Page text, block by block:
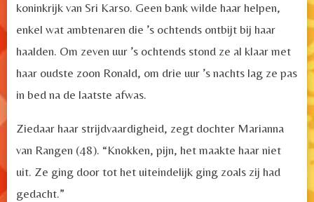
koninkrijk van Sri Karso. Geen bank wilde haar helpen,
enkel wat ambtenaren die ’s ochtends ontbijt bij haar
haalden. Om zeven uur ’s ochtends stond ze al klaar met
haar oudste zoon Ronald, om drie uur ’s nachts lag ze pas
in bed na de laatste afwas.
Ziedaar haar strijdvaardigheid, zegt dochter Marianna
van Rangen (48). “Knokken, pijn, het maakte haar niet
uit. Ze ging door tot het uiteindelijk ging zoals zij had
gedacht.”